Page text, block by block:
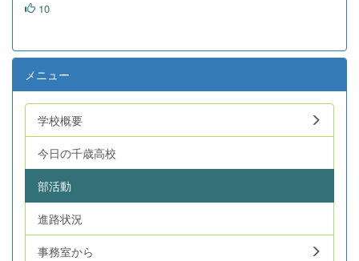
10
メニュー
学校概要
今日の千歳高校
部活動
進路状況
事務室から